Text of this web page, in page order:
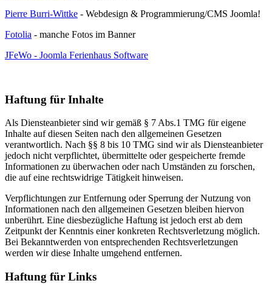
Pierre Burri-Wittke - Webdesign & Programmierung/CMS Joomla!
Fotolia - manche Fotos im Banner
JFeWo - Joomla Ferienhaus Software
Haftung für Inhalte
Als Diensteanbieter sind wir gemäß § 7 Abs.1 TMG für eigene
Inhalte auf diesen Seiten nach den allgemeinen Gesetzen
verantwortlich. Nach §§ 8 bis 10 TMG sind wir als Diensteanbieter
jedoch nicht verpflichtet, übermittelte oder gespeicherte fremde
Informationen zu überwachen oder nach Umständen zu forschen,
die auf eine rechtswidrige Tätigkeit hinweisen.
Verpflichtungen zur Entfernung oder Sperrung der Nutzung von
Informationen nach den allgemeinen Gesetzen bleiben hiervon
unberührt. Eine diesbezügliche Haftung ist jedoch erst ab dem
Zeitpunkt der Kenntnis einer konkreten Rechtsverletzung möglich.
Bei Bekanntwerden von entsprechenden Rechtsverletzungen
werden wir diese Inhalte umgehend entfernen.
Haftung für Links